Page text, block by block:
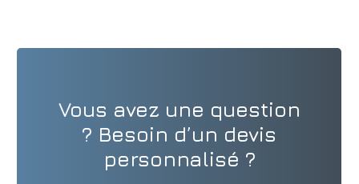
Vous avez une question
? Besoin d’un devis
personnalisé ?